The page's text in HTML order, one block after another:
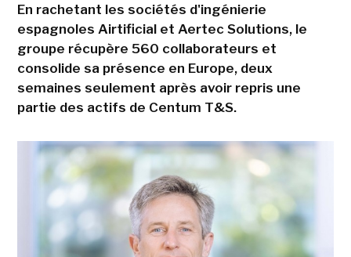
En rachetant les sociétés d'ingénierie
espagnoles Airtificial et Aertec Solutions, le
groupe récupère 560 collaborateurs et
consolide sa présence en Europe, deux
semaines seulement après avoir repris une
partie des actifs de Centum T&S.